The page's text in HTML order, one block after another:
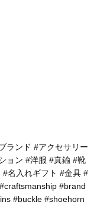
ランド #アクセサリー
ョン #洋服 #真鍮 #靴
名入れギフト #金具 #
#brand
#buckle #shoehorn